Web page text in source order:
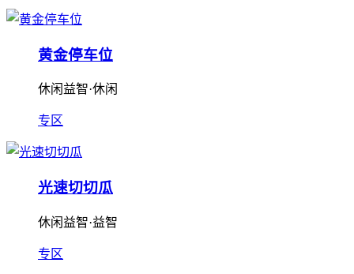
黄金停车位
休闲益智·休闲
专区
光速切切瓜
休闲益智·益智
专区